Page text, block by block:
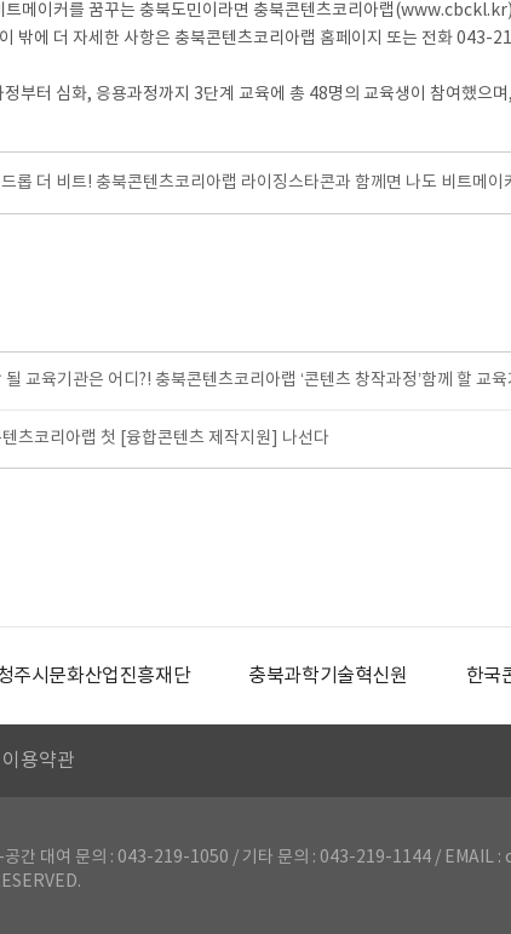
트메이커를 꿈꾸는 충북도민이라면 충북콘텐츠코리아랩
에 더 자세한 사항은 충북콘텐츠코리아랩 홈페이지 또는 전화 043-
부터 심화, 응용과정까지 3단계 교육에 총 48명의 교육생이 참여했으
롭 더 비트! 충북콘텐츠코리아랩 라이징스타콘과 함께면 나도 비트메
교육기관은 어디?! 충북콘텐츠코리아랩 ‘콘텐츠 창작과정’함께 할 교육
츠코리아랩 첫 [융합콘텐츠 제작지원] 나선다
주시문화산업진흥재단 충북과학기술혁신원 한국
이용약관
-공간 대여 문의 : 043-219-1050 / 기타 문의 : 043-219-1144 /